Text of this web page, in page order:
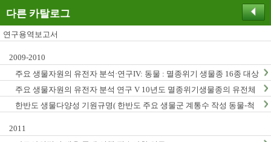
다른 카탈로그
연구용역보고서
2009-2010
주요 생물자원의 유전자 분석·연구IV: 동물 : 멸종위기 생물종 16종 대상
주요 생물자원의 유전자 분석 연구 V 10년도 멸종위기생물종의 유전체
연구
한반도 생물다양성 기원규명( 한반도 주요 생물군 계통수 작성 동물-척
2011